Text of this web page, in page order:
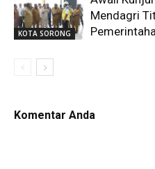
KOTA SORONG
Mendagri
Komentar Anda